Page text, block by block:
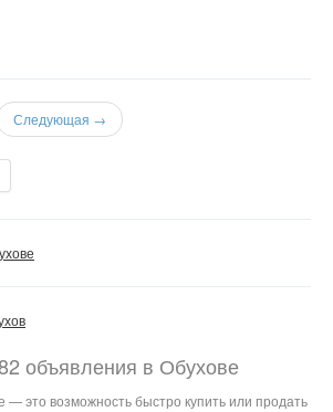
Следующая →
объявления в Обухове
— это возможность быстро купить или продать